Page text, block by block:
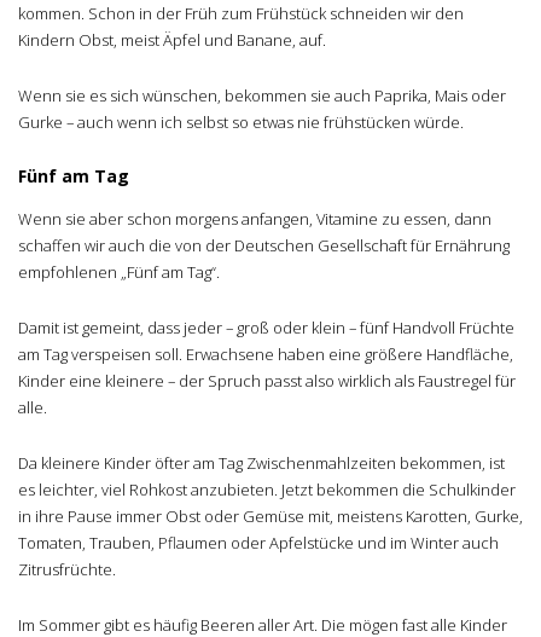
kommen. Schon in der Früh zum Frühstück schneiden wir den
Kindern Obst, meist Äpfel und Banane, auf.
Wenn sie es sich wünschen, bekommen sie auch Paprika, Mais oder
Gurke – auch wenn ich selbst so etwas nie frühstücken würde.
Fünf am Tag
Wenn sie aber schon morgens anfangen, Vitamine zu essen, dann
schaffen wir auch die von der Deutschen Gesellschaft für Ernährung
empfohlenen „Fünf am Tag“.
Damit ist gemeint, dass jeder – groß oder klein – fünf Handvoll Früchte
am Tag verspeisen soll. Erwachsene haben eine größere Handfläche,
Kinder eine kleinere – der Spruch passt also wirklich als Faustregel für
alle.
Da kleinere Kinder öfter am Tag Zwischenmahlzeiten bekommen, ist
es leichter, viel Rohkost anzubieten. Jetzt bekommen die Schulkinder
in ihre Pause immer Obst oder Gemüse mit, meistens Karotten, Gurke,
Tomaten, Trauben, Pflaumen oder Apfelstücke und im Winter auch
Zitrusfrüchte.
Im Sommer gibt es häufig Beeren aller Art. Die mögen fast alle Kinder